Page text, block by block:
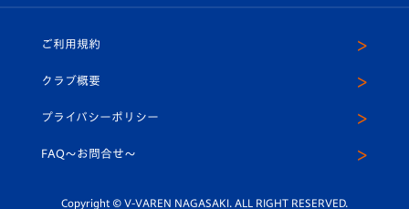
ホームタウン
平和祈念活動
ホームタウン活動
U-18
スクール
ヴィヴィくんインスタグラム
公式LINE＠
ご利用規約
クラブ概要
プライバシーポリシー
FAQ〜お問合せ〜
Copyright © V-VAREN NAGASAKI. ALL RIGHT RESERVED.